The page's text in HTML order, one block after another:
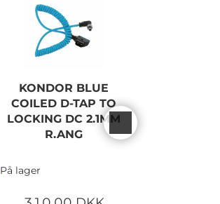
KONDOR BLUE
COILED D-TAP TO
LOCKING DC 2.1MM
R.ANG
På lager